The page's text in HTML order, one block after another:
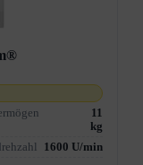
11
kg
1600 U/min